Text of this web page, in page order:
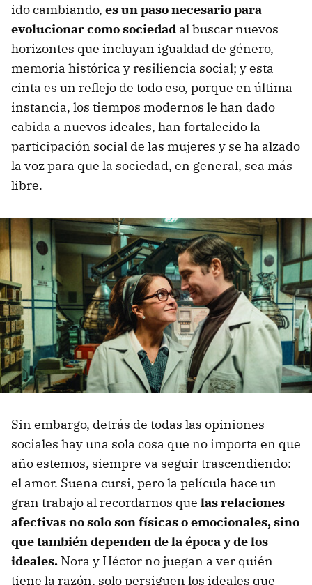
ido cambiando, es un paso necesario para
evolucionar como sociedad al buscar nuevos
horizontes que incluyan igualdad de género,
memoria histórica y resiliencia social; y esta
cinta es un reflejo de todo eso, porque en última
instancia, los tiempos modernos le han dado
cabida a nuevos ideales, han fortalecido la
participación social de las mujeres y se ha alzado
la voz para que la sociedad, en general, sea más
libre.
Sin embargo, detrás de todas las opiniones
sociales hay una sola cosa que no importa en que
año estemos, siempre va seguir trascendiendo:
el amor. Suena cursi, pero la película hace un
gran trabajo al recordarnos que las relaciones
afectivas no solo son físicas o emocionales, sino
que también dependen de la época y de los
ideales. Nora y Héctor no juegan a ver quién
tiene la razón, solo persiguen los ideales que